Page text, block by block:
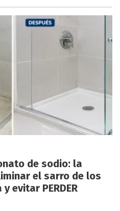
de sodio: la
el sarro de los
evitar PERDER